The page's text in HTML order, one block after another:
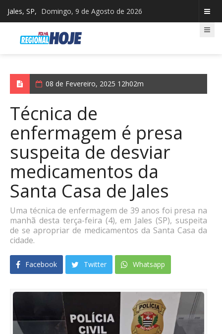
Jales, SP, Domingo, 9 de Agosto de 2026
08 de Fevereiro, 2025 12h02m
Técnica de
enfermagem é presa
suspeita de desviar
medicamentos da
Santa Casa de Jales
Uma técnica de enfermagem de 39 anos foi presa na
manhã desta terça-feira (4), em Jales (SP), suspeita
de se apropriar de medicamentos da Santa Casa da
cidade.
Facebook Twitter Whatsapp